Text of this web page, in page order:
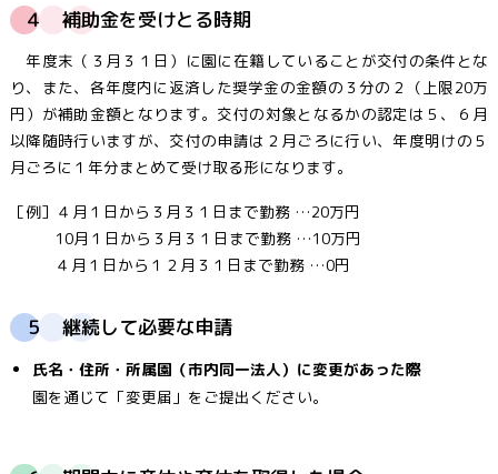
４ 補助金を受けとる時期
年度末（３月３１日）に園に在籍していることが交付の条件とな
り、また、各年度内に返済した奨学金の金額の３分の２（上限20万
円）が補助金額となります。交付の対象となるかの認定は５、６月
以降随時行いますが、交付の申請は２月ごろに行い、年度明けの５
月ごろに１年分まとめて受け取る形になります。
［例］４月１日から３月３１日まで勤務 …20万円
10月１日から３月３１日まで勤務 …10万円
４月１日から１２月３１日まで勤務 …0円
５ 継続して必要な申請
氏名・住所・所属園（市内同一法人）に変更があった際
園を通じて「変更届」をご提出ください。